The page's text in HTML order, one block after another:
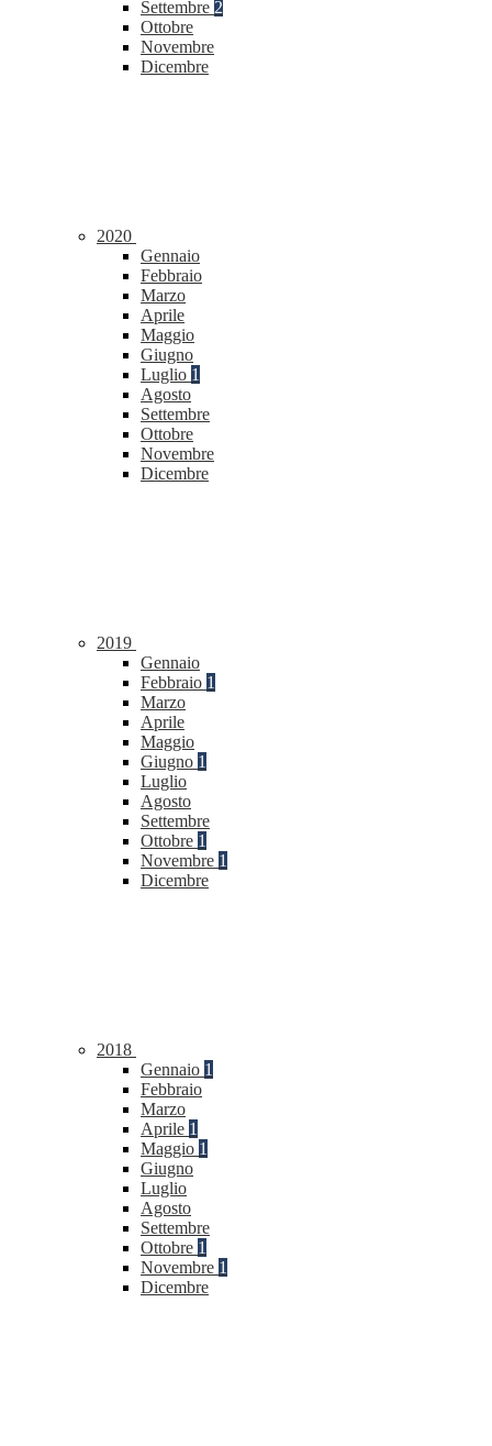
Settembre 2
Ottobre
Novembre
Dicembre
2020
Gennaio
Febbraio
Marzo
Aprile
Maggio
Giugno
Luglio 1
Agosto
Settembre
Ottobre
Novembre
Dicembre
2019
Gennaio
Febbraio 1
Marzo
Aprile
Maggio
Giugno 1
Luglio
Agosto
Settembre
Ottobre 1
Novembre 1
Dicembre
2018
Gennaio 1
Febbraio
Marzo
Aprile 1
Maggio 1
Giugno
Luglio
Agosto
Settembre
Ottobre 1
Novembre 1
Dicembre